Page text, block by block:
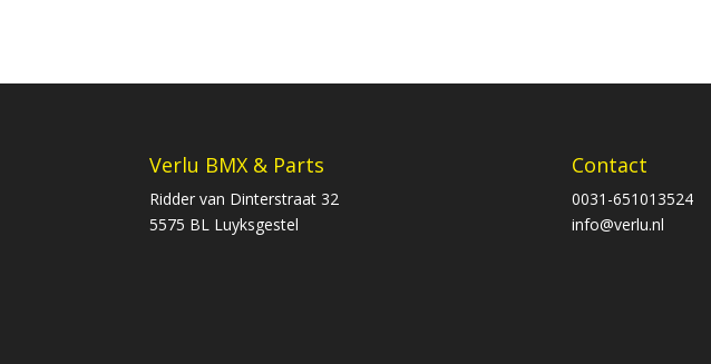
Verlu BMX & Parts
Ridder van Dinterstraat 32
5575 BL Luyksgestel
Contact
0031-651013524
info@verlu.nl